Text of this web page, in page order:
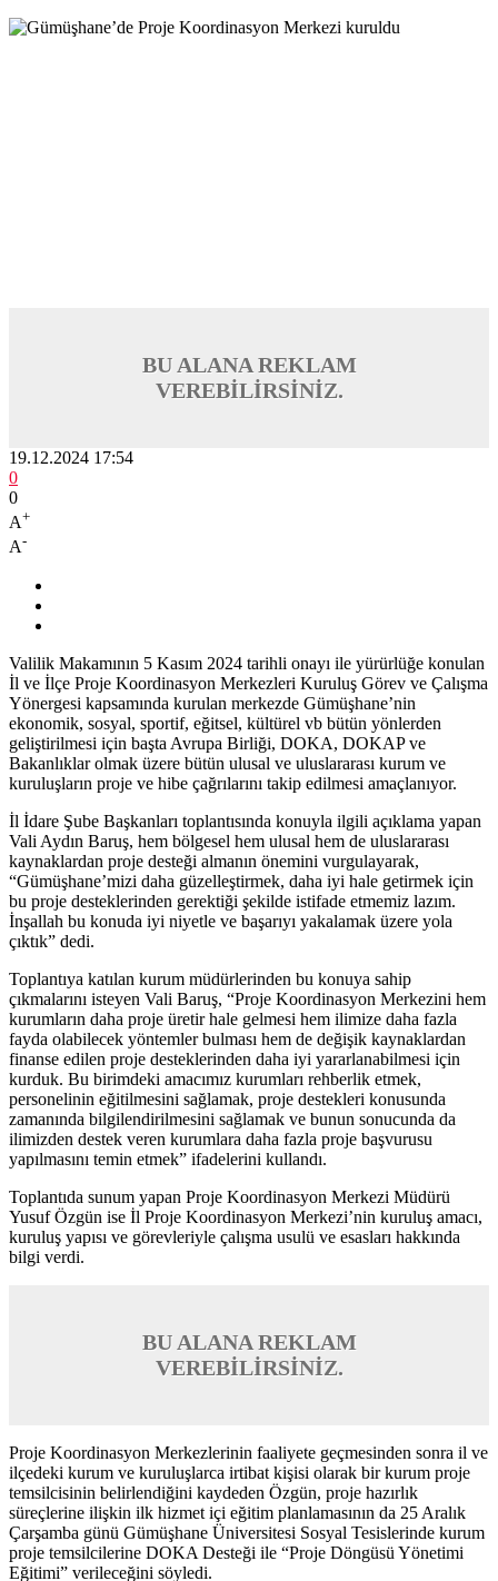
BU ALANA REKLAM
VEREBİLİRSİNİZ.
19.12.2024 17:54
0
0
A+
A-
Valilik Makamının 5 Kasım 2024 tarihli onayı ile yürürlüğe konulan
İl ve İlçe Proje Koordinasyon Merkezleri Kuruluş Görev ve Çalışma
Yönergesi kapsamında kurulan merkezde Gümüşhane’nin
ekonomik, sosyal, sportif, eğitsel, kültürel vb bütün yönlerden
geliştirilmesi için başta Avrupa Birliği, DOKA, DOKAP ve
Bakanlıklar olmak üzere bütün ulusal ve uluslararası kurum ve
kuruluşların proje ve hibe çağrılarını takip edilmesi amaçlanıyor.
İl İdare Şube Başkanları toplantısında konuyla ilgili açıklama yapan
Vali Aydın Baruş, hem bölgesel hem ulusal hem de uluslararası
kaynaklardan proje desteği almanın önemini vurgulayarak,
“Gümüşhane’mizi daha güzelleştirmek, daha iyi hale getirmek için
bu proje desteklerinden gerektiği şekilde istifade etmemiz lazım.
İnşallah bu konuda iyi niyetle ve başarıyı yakalamak üzere yola
çıktık” dedi.
Toplantıya katılan kurum müdürlerinden bu konuya sahip
çıkmalarını isteyen Vali Baruş, “Proje Koordinasyon Merkezini hem
kurumların daha proje üretir hale gelmesi hem ilimize daha fazla
fayda olabilecek yöntemler bulması hem de değişik kaynaklardan
finanse edilen proje desteklerinden daha iyi yararlanabilmesi için
kurduk. Bu birimdeki amacımız kurumları rehberlik etmek,
personelinin eğitilmesini sağlamak, proje destekleri konusunda
zamanında bilgilendirilmesini sağlamak ve bunun sonucunda da
ilimizden destek veren kurumlara daha fazla proje başvurusu
yapılmasını temin etmek” ifadelerini kullandı.
Toplantıda sunum yapan Proje Koordinasyon Merkezi Müdürü
Yusuf Özgün ise İl Proje Koordinasyon Merkezi’nin kuruluş amacı,
kuruluş yapısı ve görevleriyle çalışma usulü ve esasları hakkında
bilgi verdi.
BU ALANA REKLAM
VEREBİLİRSİNİZ.
Proje Koordinasyon Merkezlerinin faaliyete geçmesinden sonra il ve
ilçedeki kurum ve kuruluşlarca irtibat kişisi olarak bir kurum proje
temsilcisinin belirlendiğini kaydeden Özgün, proje hazırlık
süreçlerine ilişkin ilk hizmet içi eğitim planlamasının da 25 Aralık
Çarşamba günü Gümüşhane Üniversitesi Sosyal Tesislerinde kurum
proje temsilcilerine DOKA Desteği ile “Proje Döngüsü Yönetimi
Eğitimi” verileceğini söyledi.